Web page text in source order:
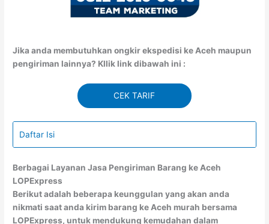
Jika anda membutuhkan ongkir ekspedisi ke Aceh maupun
pengiriman lainnya? Kllik link dibawah ini :
CEK TARIF
Daftar Isi
Berbagai Layanan Jasa Pengiriman Barang ke Aceh
LOPExpress
Berikut adalah beberapa keunggulan yang akan anda
nikmati saat anda kirim barang ke Aceh murah bersama
LOPExpress, untuk mendukung kemudahan dalam